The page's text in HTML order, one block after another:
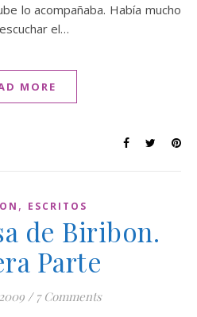
lo acompañaba. Había mucho
el…
MORE
, ESCRITOS
de Biribon.
Parte
/ 7 Comments